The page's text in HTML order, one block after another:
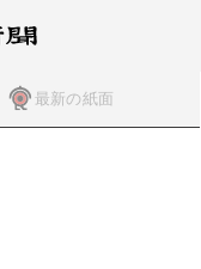
最新の紙面